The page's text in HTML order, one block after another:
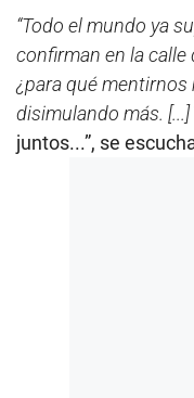
“Todo el mundo ya
confirman en la calle
¿para qué mentirnos
disimulando más. [...]
juntos...”, se